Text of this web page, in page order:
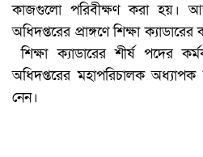
কাজগুলো পরিবীক্ষণ করা হয়।
অধিদপ্তরের প্রাঙ্গণে শিক্ষা
শিক্ষা ক্যাডারের শীর্ষ পদের
অধিদপ্তরের মহাপরিচালক
নেন।